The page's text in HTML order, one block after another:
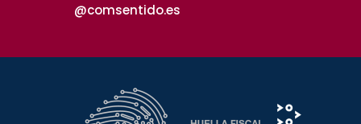
@comsentido.es